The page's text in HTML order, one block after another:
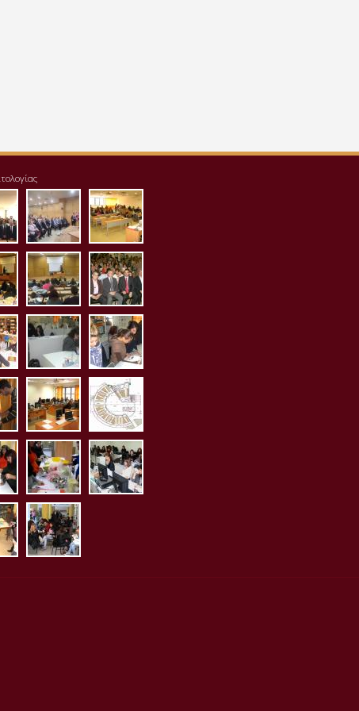
img_20171125_124007-
1024x768.jpg
aithousa1.jpg
aithousa5.jpgaithousa6.jpg
erg_ximias1.jpg
erg_mikrobiologias1.jpg
erg_pliroforikis.jpg
erg_bromotologia.jpg
erg_diaitologias1.jpg
koinoi_xori1.jpg